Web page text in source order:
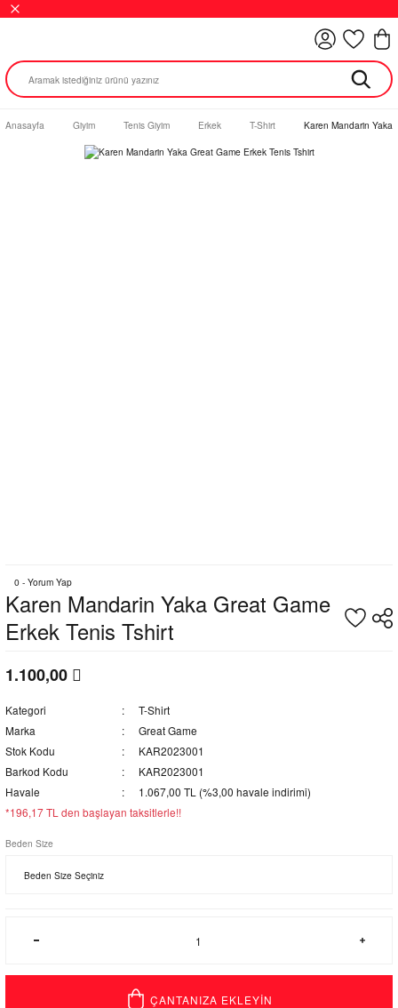
Anasayfa Giyim Tenis Giyim Erkek T-Shirt Karen Mandarin Yaka
0 - Yorum Yap
Karen Mandarin Yaka Great Game
Erkek Tenis Tshirt
1.100,00
Kategori
T-Shirt
Marka
Great Game
Stok Kodu
KAR2023001
Barkod Kodu
KAR2023001
Havale
1.067,00 TL (%3,00 havale indirimi)
*196,17 TL den başlayan taksitlerle!!
Beden Size
ÇANTANIZA EKLEYİN